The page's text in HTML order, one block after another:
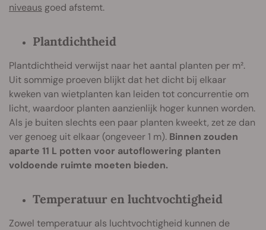
niveaus goed afstemt.
Plantdichtheid
Plantdichtheid verwijst naar het aantal planten per m².
Uit sommige proeven blijkt dat het dicht bij elkaar
kweken van wietplanten kan leiden tot concurrentie om
licht, waardoor planten aanzienlijk hoger kunnen worden.
Als je buiten slechts een paar planten kweekt, zet ze dan
ver genoeg uit elkaar (ongeveer 1 m). Binnen zouden
aparte 11 L potten voor autoflowering planten
voldoende ruimte moeten bieden.
Temperatuur en luchtvochtigheid
Zowel temperatuur als luchtvochtigheid kunnen de